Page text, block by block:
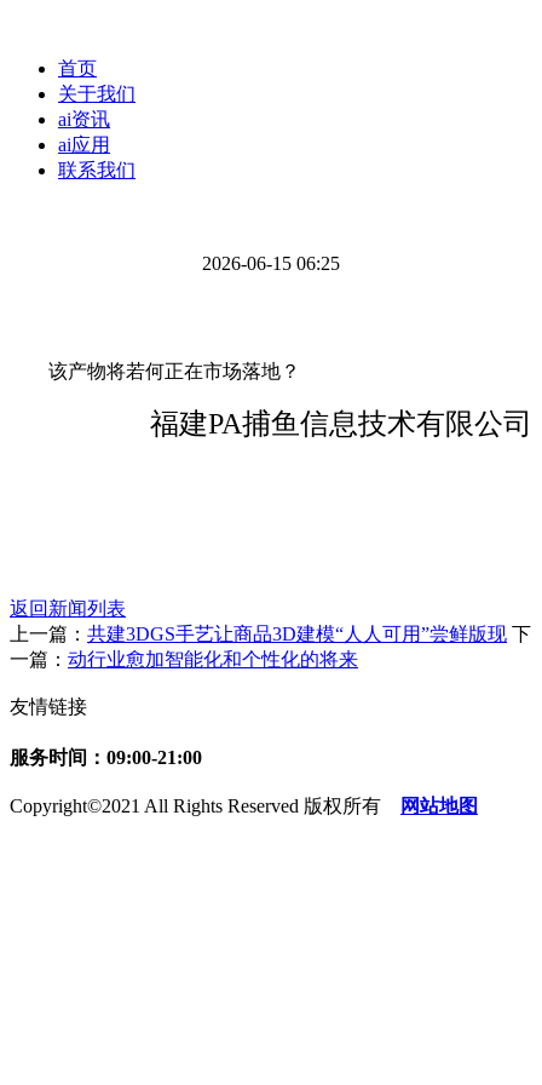
首页
关于我们
ai资讯
ai应用
联系我们
2026-06-15 06:25
该产物将若何正在市场落地？
福建PA捕鱼信息技术有限公司
返回新闻列表
上一篇： 共建3DGS手艺让商品3D建模“人人可用”尝鲜版现 下
一篇： 动行业愈加智能化和个性化的将来
友情链接
服务时间：09:00-21:00
Copyright©2021 All Rights Reserved 版权所有 网站地图